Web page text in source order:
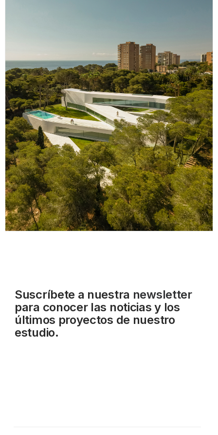
Suscríbete a nuestra newsletter
para conocer las noticias y los
últimos proyectos de nuestro
estudio.